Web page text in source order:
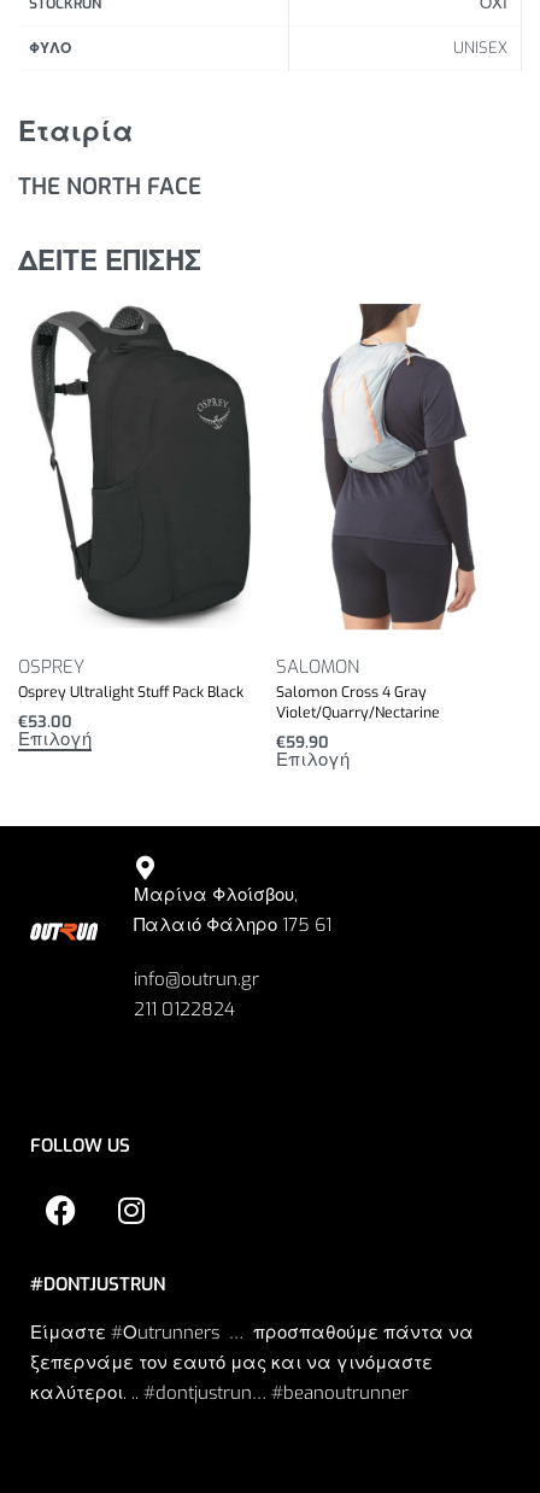
Επενδυμένη θήκη για φορητό υπολογιστή στο κύριο
διαθέτοντας μια επιπλέον επενδυμένη θήκη για
φερμουάρ.
θηλιές για μπουκάλια νερού και οι ιμάντες των
μοιρών για να είστε πιο ορατοί σε συνθήκες
χαμηλού φωτισμού.
Δύο εξωτερικές τσέπες από πλέγμα για μπουκάλια
νερού.
Ελαστικό σύστημα bungee για εξωτερική
αποθήκευση.
Άνετη, επενδυμένη χειρολαβή στην κορυφή.
Ιμάντας στέρνου με αγκράφα σφυρίχτρας.
ΦΥΛΟ UNISEX
Εταιρία
THE NORTH FACE
ΔΕΙΤΕ ΕΠΙΣΗΣ
OSPREY
Osprey Ultralight Stuff Pack Black
€53.00
Επιλογή
SALOMON
Salomon Cross 4 Gray
Violet/Quarry/Nectarine
€59.90
Επιλογή
Μαρίνα Φλοίσβου,
Παλαιό Φάληρο 175 61
info@outrun.gr
211 0122824
FOLLOW US
#DONTJUSTRUN
Είμαστε #Οutrunners … προσπαθούμε πάντα να
ξεπερνάμε τον εαυτό μας και να γινόμαστε
καλύτεροι. .. #dontjustrun… #beanoutrunner